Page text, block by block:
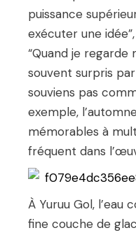
puissance
exécuter une
“Quand je regarde
souvent surpris
souviens pas
exemple,
mémorables à
fréquent dans
À Yuruu Gol, l’eau
fine couche de